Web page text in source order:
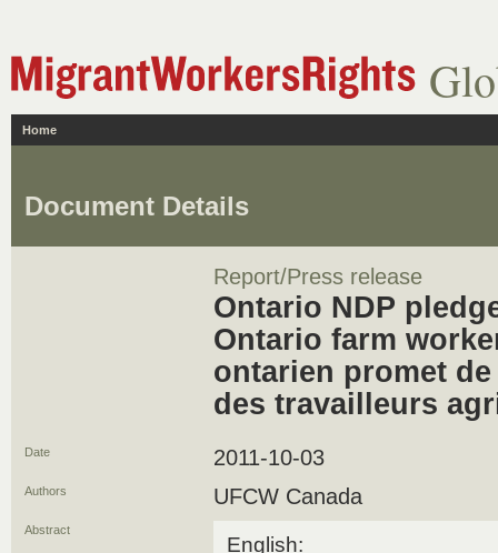
Home
Document Details
Report/Press release
Ontario NDP
Ontario farm
ontarien promet
des travailleurs
Date 2011-10-03
Authors UFCW Canada
Abstract
English: